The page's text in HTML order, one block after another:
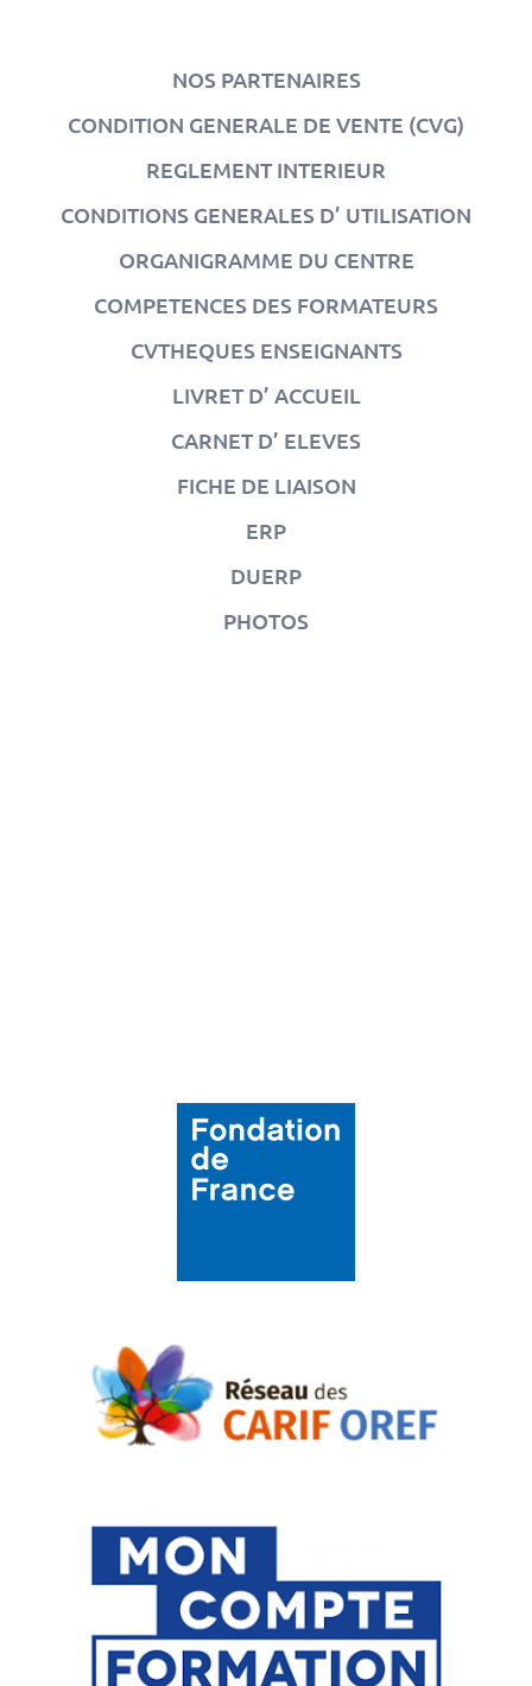
NOS PARTENAIRES
CONDITION GENERALE DE VENTE (CVG)
REGLEMENT INTERIEUR
CONDITIONS GENERALES D’ UTILISATION
ORGANIGRAMME DU CENTRE
COMPETENCES DES FORMATEURS
CVTHEQUES ENSEIGNANTS
LIVRET D’ ACCUEIL
CARNET D’ ELEVES
FICHE DE LIAISON
ERP
DUERP
PHOTOS